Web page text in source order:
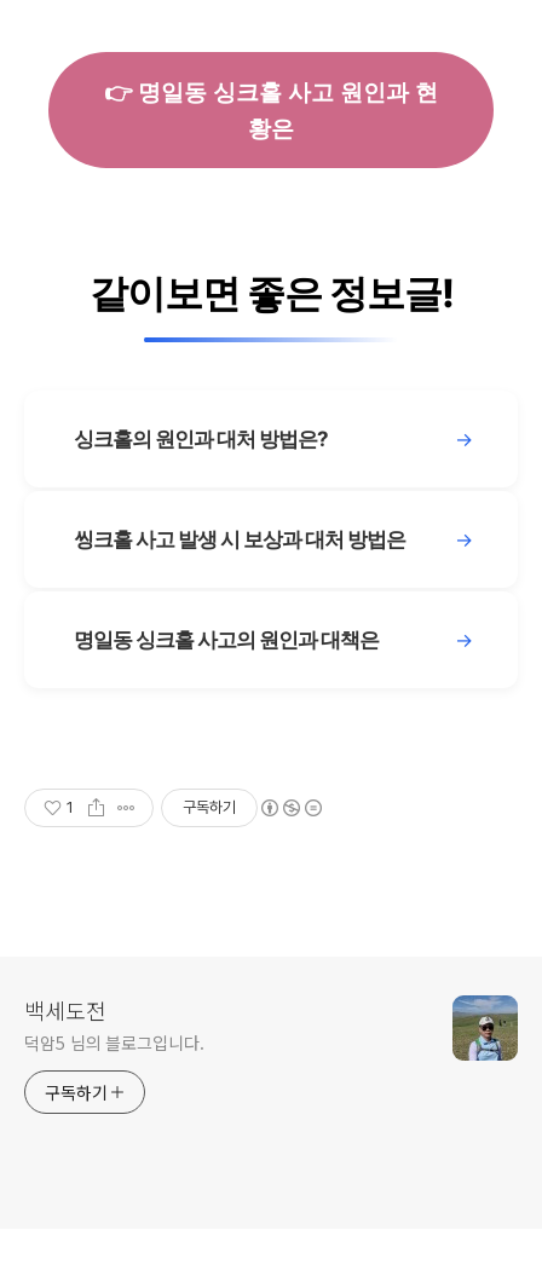
👉 명일동 싱크홀 사고 원인과 현
황은
같이보면 좋은 정보글!
싱크홀의 원인과 대처 방법은? →
씽크홀 사고 발생 시 보상과 대처 방법은 →
명일동 싱크홀 사고의 원인과 대책은 →
1 구독하기
백세도전
덕암5 님의 블로그입니다.
구독하기